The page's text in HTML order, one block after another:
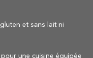
et sans lait ni
une cuisine équipée